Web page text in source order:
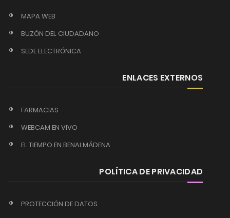
MAPA WEB
BUZÓN DEL CIUDADANO
SEDE ELECTRÓNICA
ENLACES EXTERNOS
FARMACIAS
WEBCAM EN VIVO
EL TIEMPO EN BENALMÁDENA
POLÍTICA DE PRIVACIDAD
PROTECCIÓN DE DATOS